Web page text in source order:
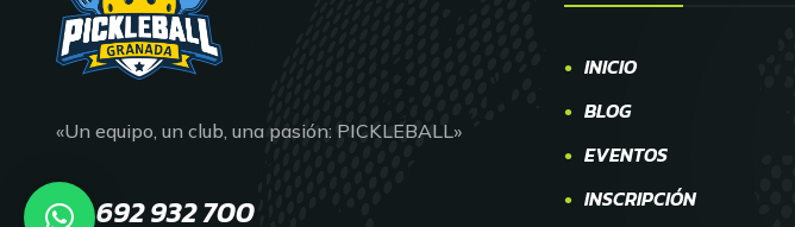
«Un equipo, un club, una pasión: PICKLEBALL»
692 932 700
INICIO
BLOG
EVENTOS
INSCRIPCIÓN